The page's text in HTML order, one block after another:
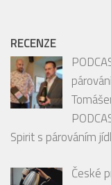
RECENZE
Spirit s párováním
České